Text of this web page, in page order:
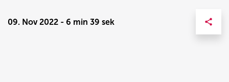
09. Nov 2022 - 6 min 39 sek